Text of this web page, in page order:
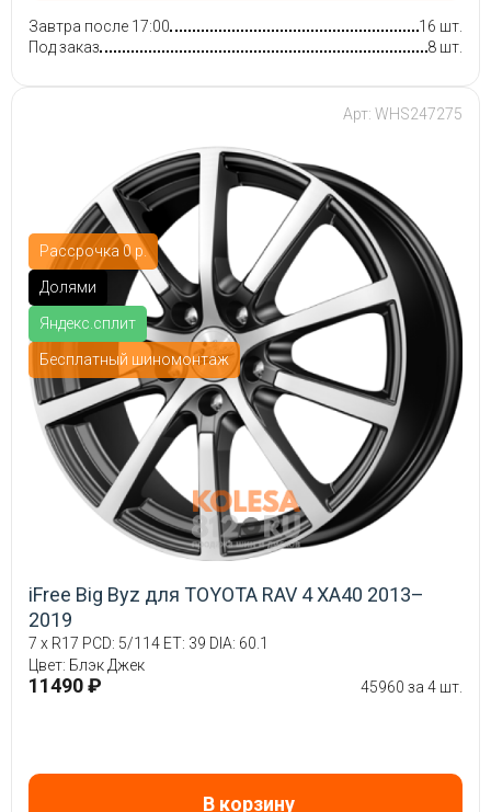
Завтра после 17:00
16 шт.
Под заказ
8 шт.
Рассрочка 0 р.
Долями
Яндекс.сплит
Бесплатный шиномонтаж
Арт: WHS247275
iFree Big Byz для TOYOTA RAV 4 XA40 2013–
2019
7 x R17 PCD: 5/114 ET: 39 DIA: 60.1
Цвет: Блэк Джек
11490 ₽ 45960 за 4 шт.
В корзину